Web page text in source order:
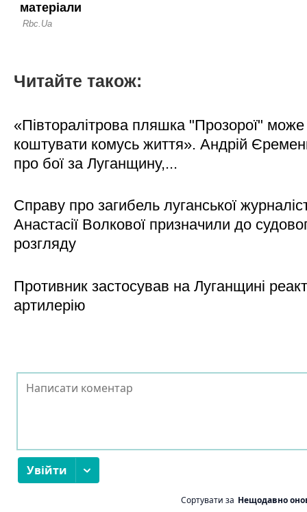
Читайте також:
«Півторалітрова пляшка "Прозорої" може
коштувати комусь життя». Андрій
про бої за Луганщину,...
Справу про загибель луганської
Анастасії Волкової призначили до
розгляду
Противник застосував на Луганщині
артилерію